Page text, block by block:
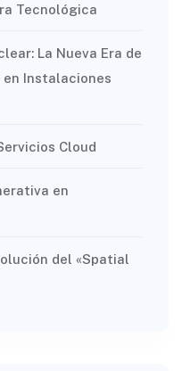
Tecnológica
La Nueva Era de
Instalaciones
Cloud
en
del «Spatial